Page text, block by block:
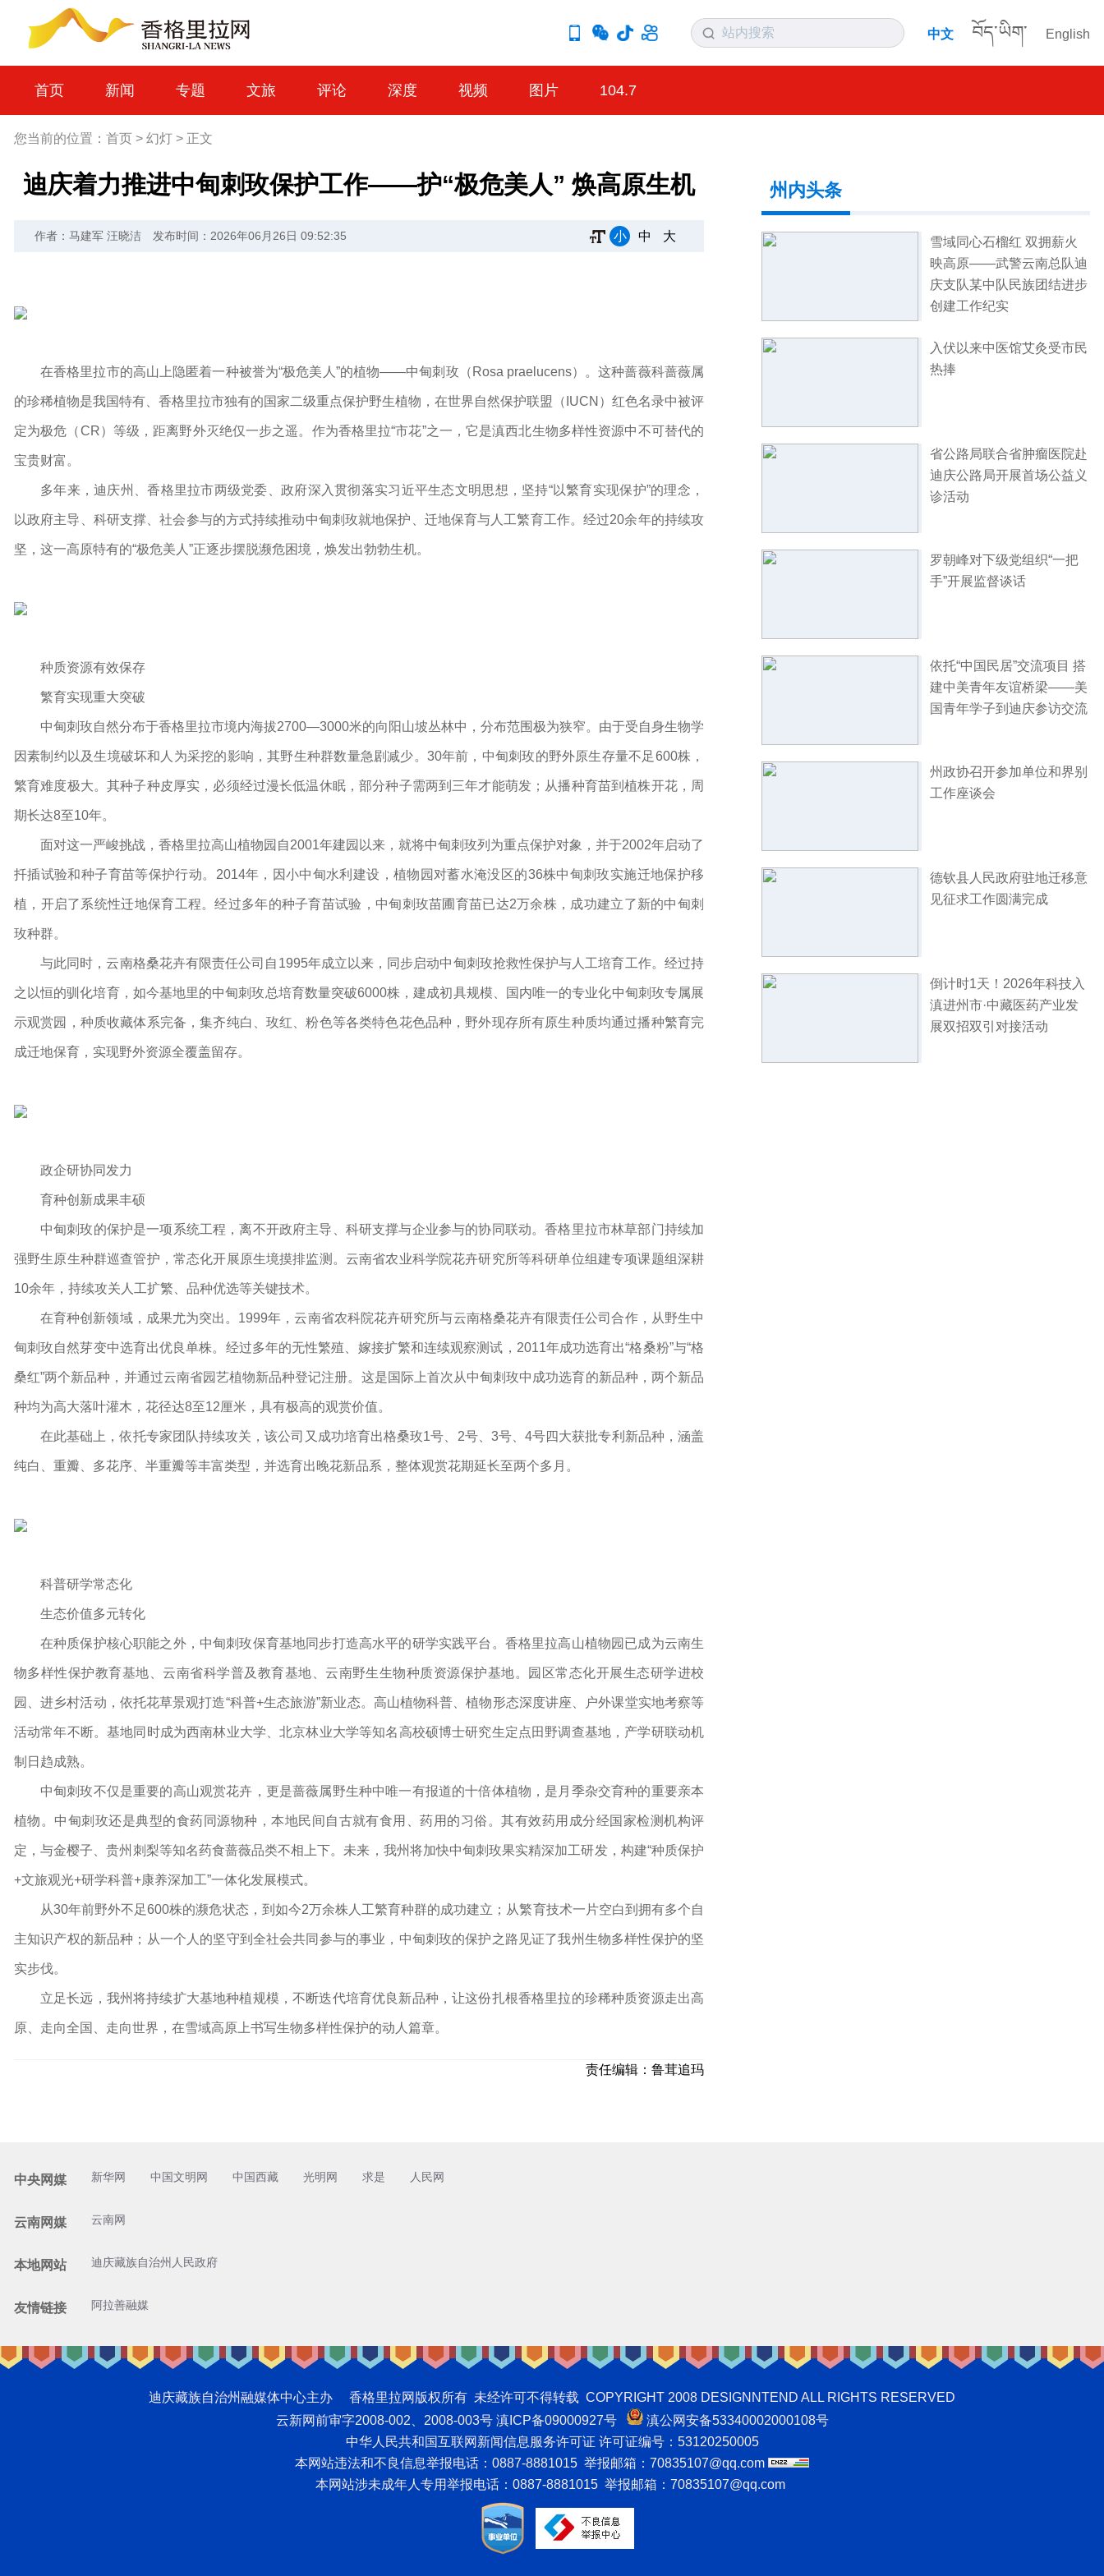
中文 བོད་ཡིག་ English
首页 新闻 专题 文旅 评论 深度 视频 图片 104.7
您当前的位置： 首页 > 幻灯 > 正文
迪庆着力推进中甸刺玫保护工作——护“极危美人” 焕高原生机
作者：马建军 汪晓洁 发布时间：2026年06月26日 09:52:35 小 中 大
在香格里拉市的高山上隐匿着一种被誉为“极危美人”的植物——中甸刺玫（Rosa praelucens）。这种蔷薇科蔷薇属
的珍稀植物是我国特有、香格里拉市独有的国家二级重点保护野生植物，在世界自然保护联盟（IUCN）红色名录中被评
定为极危（CR）等级，距离野外灭绝仅一步之遥。作为香格里拉“市花”之一，它是滇西北生物多样性资源中不可替代的
宝贵财富。
多年来，迪庆州、香格里拉市两级党委、政府深入贯彻落实习近平生态文明思想，坚持“以繁育实现保护”的理念，
以政府主导、科研支撑、社会参与的方式持续推动中甸刺玫就地保护、迁地保育与人工繁育工作。经过20余年的持续攻
坚，这一高原特有的“极危美人”正逐步摆脱濒危困境，焕发出勃勃生机。
种质资源有效保存
繁育实现重大突破
中甸刺玫自然分布于香格里拉市境内海拔2700—3000米的向阳山坡丛林中，分布范围极为狭窄。由于受自身生物学
因素制约以及生境破坏和人为采挖的影响，其野生种群数量急剧减少。30年前，中甸刺玫的野外原生存量不足600株，
繁育难度极大。其种子种皮厚实，必须经过漫长低温休眠，部分种子需两到三年才能萌发；从播种育苗到植株开花，周
期长达8至10年。
面对这一严峻挑战，香格里拉高山植物园自2001年建园以来，就将中甸刺玫列为重点保护对象，并于2002年启动了
扦插试验和种子育苗等保护行动。2014年，因小中甸水利建设，植物园对蓄水淹没区的36株中甸刺玫实施迁地保护移
植，开启了系统性迁地保育工程。经过多年的种子育苗试验，中甸刺玫苗圃育苗已达2万余株，成功建立了新的中甸刺
玫种群。
与此同时，云南格桑花卉有限责任公司自1995年成立以来，同步启动中甸刺玫抢救性保护与人工培育工作。经过持
之以恒的驯化培育，如今基地里的中甸刺玫总培育数量突破6000株，建成初具规模、国内唯一的专业化中甸刺玫专属展
示观赏园，种质收藏体系完备，集齐纯白、玫红、粉色等各类特色花色品种，野外现存所有原生种质均通过播种繁育完
成迁地保育，实现野外资源全覆盖留存。
政企研协同发力
育种创新成果丰硕
中甸刺玫的保护是一项系统工程，离不开政府主导、科研支撑与企业参与的协同联动。香格里拉市林草部门持续加
强野生原生种群巡查管护，常态化开展原生境摸排监测。云南省农业科学院花卉研究所等科研单位组建专项课题组深耕
10余年，持续攻关人工扩繁、品种优选等关键技术。
在育种创新领域，成果尤为突出。1999年，云南省农科院花卉研究所与云南格桑花卉有限责任公司合作，从野生中
甸刺玫自然芽变中选育出优良单株。经过多年的无性繁殖、嫁接扩繁和连续观察测试，2011年成功选育出“格桑粉”与“格
桑红”两个新品种，并通过云南省园艺植物新品种登记注册。这是国际上首次从中甸刺玫中成功选育的新品种，两个新品
种均为高大落叶灌木，花径达8至12厘米，具有极高的观赏价值。
在此基础上，依托专家团队持续攻关，该公司又成功培育出格桑玫1号、2号、3号、4号四大获批专利新品种，涵盖
纯白、重瓣、多花序、半重瓣等丰富类型，并选育出晚花新品系，整体观赏花期延长至两个多月。
科普研学常态化
生态价值多元转化
在种质保护核心职能之外，中甸刺玫保育基地同步打造高水平的研学实践平台。香格里拉高山植物园已成为云南生
物多样性保护教育基地、云南省科学普及教育基地、云南野生生物种质资源保护基地。园区常态化开展生态研学进校
园、进乡村活动，依托花草景观打造“科普+生态旅游”新业态。高山植物科普、植物形态深度讲座、户外课堂实地考察等
活动常年不断。基地同时成为西南林业大学、北京林业大学等知名高校硕博士研究生定点田野调查基地，产学研联动机
制日趋成熟。
中甸刺玫不仅是重要的高山观赏花卉，更是蔷薇属野生种中唯一有报道的十倍体植物，是月季杂交育种的重要亲本
植物。中甸刺玫还是典型的食药同源物种，本地民间自古就有食用、药用的习俗。其有效药用成分经国家检测机构评
定，与金樱子、贵州刺梨等知名药食蔷薇品类不相上下。未来，我州将加快中甸刺玫果实精深加工研发，构建“种质保护
+文旅观光+研学科普+康养深加工”一体化发展模式。
从30年前野外不足600株的濒危状态，到如今2万余株人工繁育种群的成功建立；从繁育技术一片空白到拥有多个自
主知识产权的新品种；从一个人的坚守到全社会共同参与的事业，中甸刺玫的保护之路见证了我州生物多样性保护的坚
实步伐。
立足长远，我州将持续扩大基地种植规模，不断迭代培育优良新品种，让这份扎根香格里拉的珍稀种质资源走出高
原、走向全国、走向世界，在雪域高原上书写生物多样性保护的动人篇章。
责任编辑： 鲁茸追玛
州内头条
雪域同心石榴红 双拥薪火
映高原——武警云南总队迪
庆支队某中队民族团结进步
创建工作纪实
入伏以来中医馆艾灸受市民
热捧
省公路局联合省肿瘤医院赴
迪庆公路局开展首场公益义
诊活动
罗朝峰对下级党组织“一把
手”开展监督谈话
依托“中国民居”交流项目 搭
建中美青年友谊桥梁——美
国青年学子到迪庆参访交流
州政协召开参加单位和界别
工作座谈会
德钦县人民政府驻地迁移意
见征求工作圆满完成
倒计时1天！2026年科技入
滇进州市·中藏医药产业发
展双招双引对接活动
中央网媒 新华网 中国文明网 中国西藏 光明网 求是 人民网
云南网媒 云南网
本地网站 迪庆藏族自治州人民政府
友情链接 阿拉善融媒
迪庆藏族自治州融媒体中心主办 香格里拉网版权所有 未经许可不得转载 COPYRIGHT 2008 DESIGNNTEND ALL RIGHTS RESERVED
云新网前审字2008-002、2008-003号 滇ICP备09000927号
滇公网安备53340002000108号
中华人民共和国互联网新闻信息服务许可证 许可证编号：53120250005
本网站违法和不良信息举报电话：0887-8881015 举报邮箱：70835107@qq.com
本网站涉未成年人专用举报电话：0887-8881015 举报邮箱：70835107@qq.com